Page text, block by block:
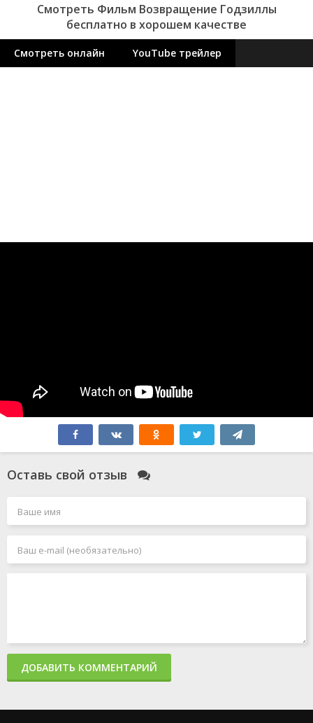
Смотреть Фильм Возвращение Годзиллы
бесплатно в хорошем качестве
Смотреть онлайн YouTube трейлер
Оставь свой отзыв
ДОБАВИТЬ КОММЕНТАРИЙ